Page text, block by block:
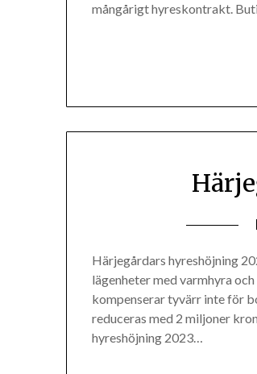
mångårigt hyreskontrakt.
Härjegårdars hyreshöjning
lägenheter med varmhyra
kompenserar tyvärr inte för
reduceras med 2 miljoner
hyreshöjning 2023…